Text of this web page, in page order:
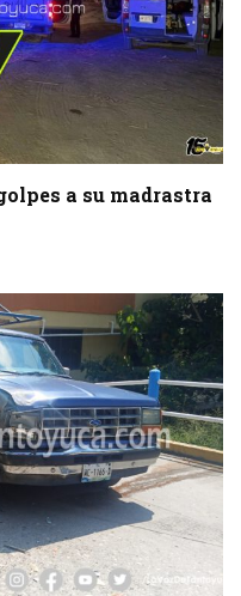
a su madrastra